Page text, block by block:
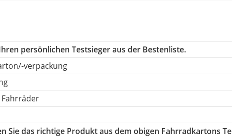
persönlichen Testsieger aus der Bestenliste.
verpackung
Sie das richtige Produkt aus dem obigen Fahrradkartons